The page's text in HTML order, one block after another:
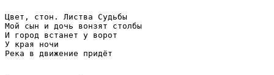
Цвет, стон. Листва Судьбы
Мой сын и дочь вонзят столбы
И город встанет у ворот
У края ночи
Река в движение придёт